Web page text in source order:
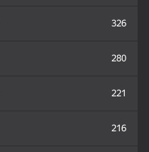
326
280
221
216